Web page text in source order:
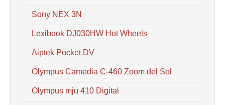
Sony NEX 3N
Lexibook DJ030HW Hot Wheels
Aiptek Pocket DV
Olympus Camedia C-460 Zoom del Sol
Olympus mju 410 Digital